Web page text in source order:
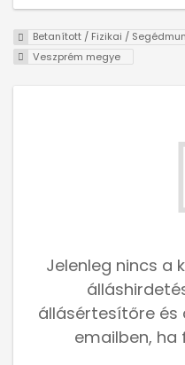
Betanított / Fizikai /
Veszprém megye
Jelenleg nincs a
állásértesítőre és
emailben, ha